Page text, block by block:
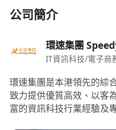
公司簡介
環速集團
IT資訊科技/電子商
環速集團是本港領先的綜
致力提供優質高效、以客
富的資訊科技行業經驗及